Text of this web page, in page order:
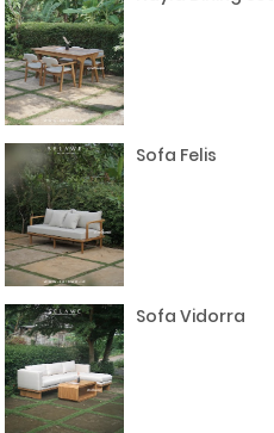
Sofa Felis
Sofa Vidorra